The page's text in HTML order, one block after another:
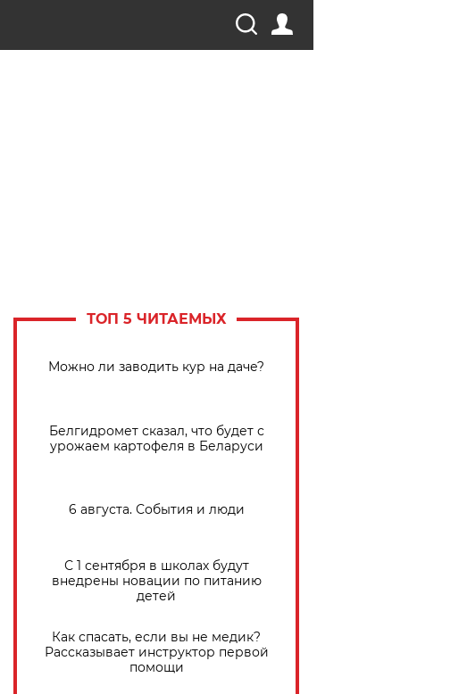
ТОП 5 ЧИТАЕМЫХ
Можно ли заводить кур на даче?
Белгидромет сказал, что будет с
урожаем картофеля в Беларуси
6 августа. События и люди
С 1 сентября в школах будут
внедрены новации по питанию
детей
Как спасать, если вы не медик?
Рассказывает инструктор первой
помощи